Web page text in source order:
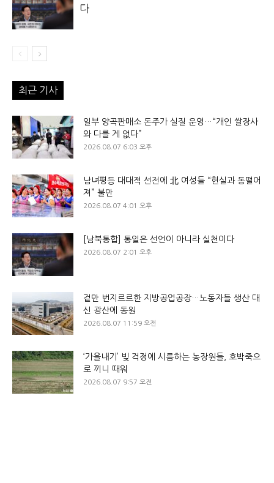
다
최근 기사
일부 양곡판매소 돈주가 실질 운영…“개인 쌀장사
와 다를 게 없다”
2026.08.07 6:03 오후
남녀평등 대대적 선전에 北 여성들 “현실과 동떨어
져” 불만
2026.08.07 4:01 오후
[남북통합] 통일은 선언이 아니라 실천이다
2026.08.07 2:01 오후
겉만 번지르르한 지방공업공장…노동자들 생산 대
신 광산에 동원
2026.08.07 11:59 오전
‘가을내기’ 빚 걱정에 시름하는 농장원들, 호박죽으
로 끼니 때워
2026.08.07 9:57 오전